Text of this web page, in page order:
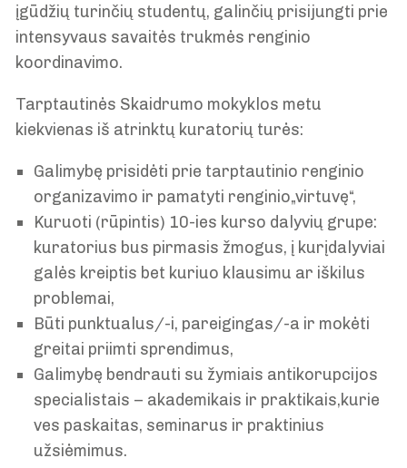
įgūdžių turinčių studentų, galinčių prisijungti prie
intensyvaus savaitės trukmės renginio
koordinavimo.
Tarptautinės Skaidrumo mokyklos metu
kiekvienas iš atrinktų kuratorių turės:
Galimybę prisidėti prie tarptautinio renginio
organizavimo ir pamatyti renginio„virtuvę“,
Kuruoti (rūpintis) 10-ies kurso dalyvių grupe:
kuratorius bus pirmasis žmogus, į kurįdalyviai
galės kreiptis bet kuriuo klausimu ar iškilus
problemai,
Būti punktualus/-i, pareigingas/-a ir mokėti
greitai priimti sprendimus,
Galimybę bendrauti su žymiais antikorupcijos
specialistais – akademikais ir praktikais,kurie
ves paskaitas, seminarus ir praktinius
užsiėmimus.